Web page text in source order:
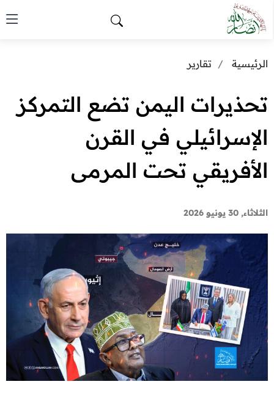
الرئيسية تقارير
تحذيرات اليمن تضع التمركز
الإسرائيلي في القرن
الأفريقي تحت المرمى
الثلاثاء, 30 يونيو 2026